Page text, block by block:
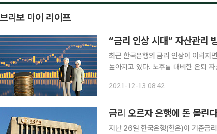
브라보 마이 라이프
“금리 인상 시대” 자산관리
최근 한국은행의 금리 인상이 이뤄지
높아지고 있다. 노후를 대비한 은퇴
트 인상했다. 지난해 코로나 19 위기
2021-12-13 08:42
금리 오르자 은행에 돈 몰린
지난 26일 한국은행(한은)이 기준금